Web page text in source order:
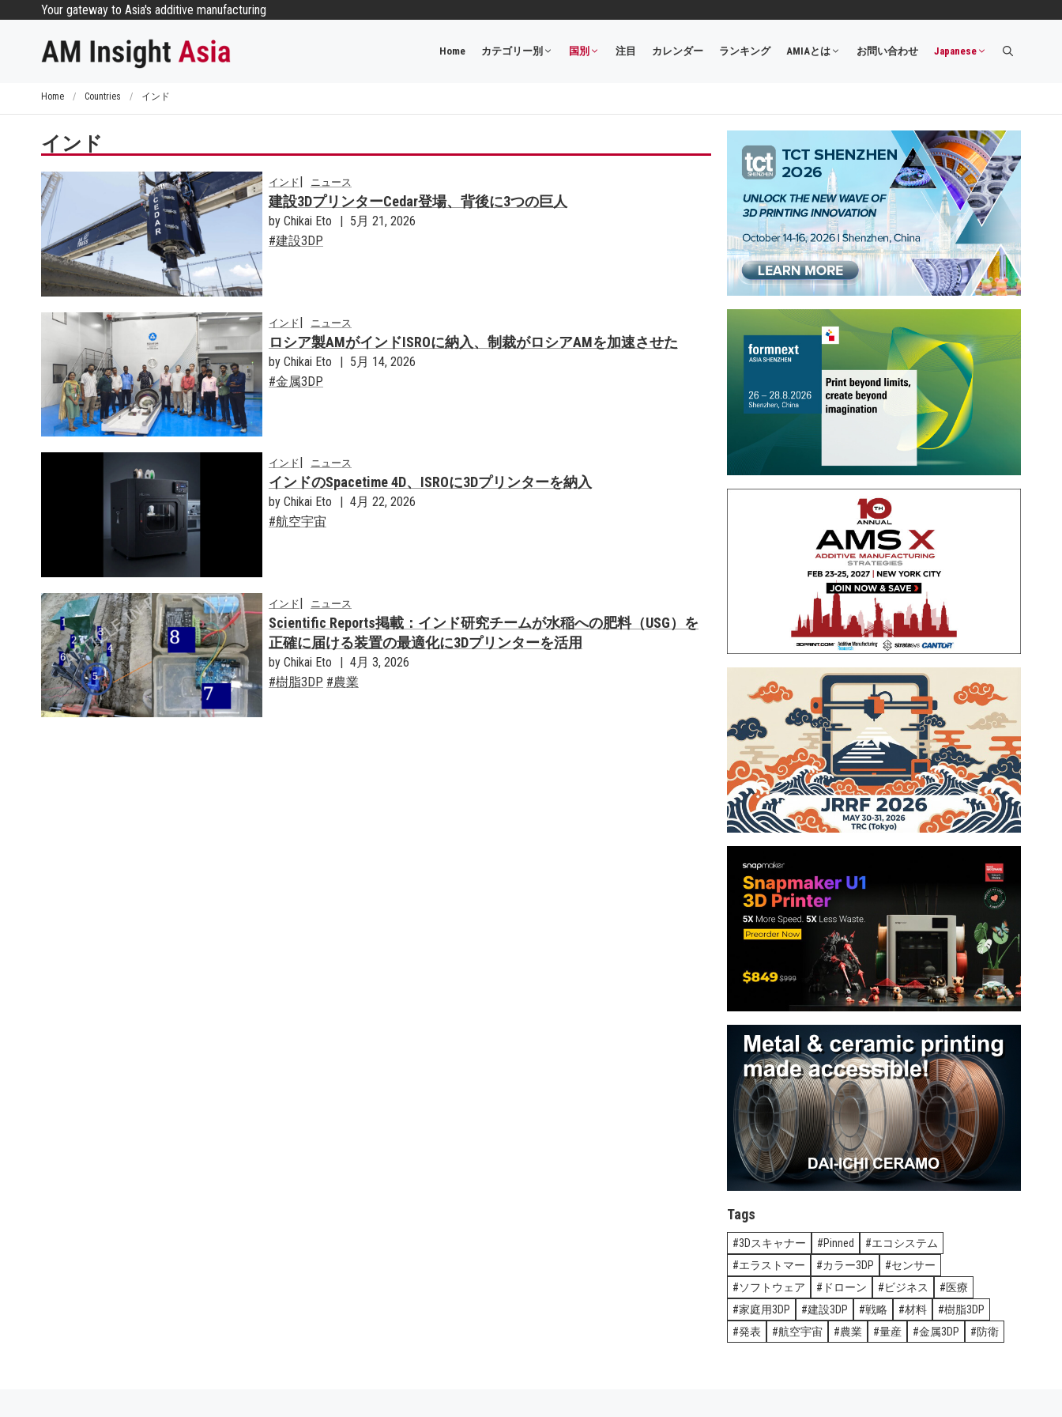
Your gateway to Asia's additive manufacturing
Home カテゴリー別 国別 注目 カレンダー ランキング AMIAとは お問い合わせ Japanese
Home / Countries / インド
インド
インド ニュース
建設3DプリンターCedar登場、背後に3つの巨人
by Chikai Eto
5月 21, 2026
建設3DP
インド ニュース
ロシア製AMがインドISROに納入、制裁がロシアAMを加速させた
by Chikai Eto
5月 14, 2026
金属3DP
インド ニュース
インドのSpacetime 4D、ISROに3Dプリンターを納入
by Chikai Eto
4月 22, 2026
航空宇宙
インド ニュース
Scientific Reports掲載：インド研究チームが水稲への肥料（USG）を
正確に届ける装置の最適化に3Dプリンターを活用
by Chikai Eto
4月 3, 2026
樹脂3DP
農業
Tags
3Dスキャナー Pinned
エコシステム
エラストマー
カラー3DP
センサー
ソフトウェア
ドローン ビジネス
医療
家庭用3DP
建設3DP 戦略 材料
樹脂3DP
発表
航空宇宙 農業 量産 金属3DP 防衛